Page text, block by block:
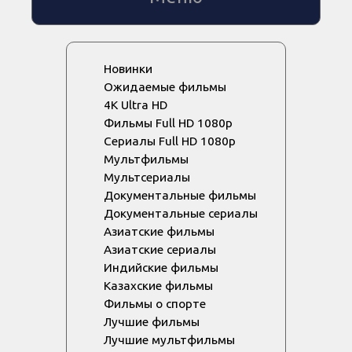
Новинки
Ожидаемые фильмы
4K Ultra HD
Фильмы Full HD 1080p
Сериалы Full HD 1080p
Мультфильмы
Мультсериалы
Документальные фильмы
Документальные сериалы
Азиатские фильмы
Азиатские сериалы
Индийские фильмы
Казахские фильмы
Фильмы о спорте
Лучшие фильмы
Лучшие мультфильмы